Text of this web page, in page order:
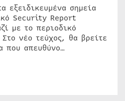
εξειδικευμένα σημεία
Security Report
με το περιοδικό
νέο τεύχος, θα βρείτε
που απευθύνο…